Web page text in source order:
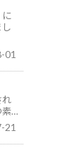
に
01
れ
素…
21